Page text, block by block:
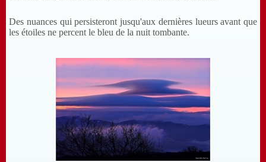
Des nuances qui persisteront jusqu'aux dernières lueurs avant que
les étoiles ne percent le bleu de la nuit tombante.